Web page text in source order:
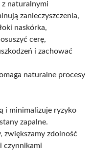
naturalnymi
zanieczyszczenia,
naskórka,
cerę,
i zachować
naturalne procesy
i minimalizuje ryzyko
zapalne.
zdolność
czynnikami